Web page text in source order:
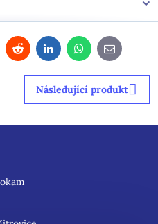
RedditLinkedInWhatsApp
E-
mail
Následující produkt